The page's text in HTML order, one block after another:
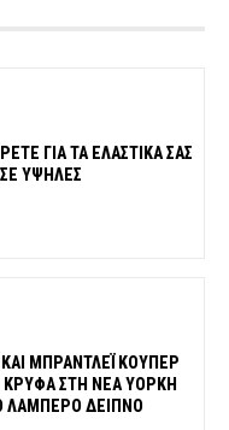
ΓΙΑ ΤΑ ΕΛΑΣΤΙΚΑ ΣΑΣ
ΥΨΗΛΕΣ
ΚΑΙ ΜΠΡΑΝΤΛΕΪ ΚΟΥΠΕΡ
ΣΤΗ ΝΕΑ ΥΟΡΚΗ
ΛΑΜΠΕΡΟ ΔΕΙΠΝΟ